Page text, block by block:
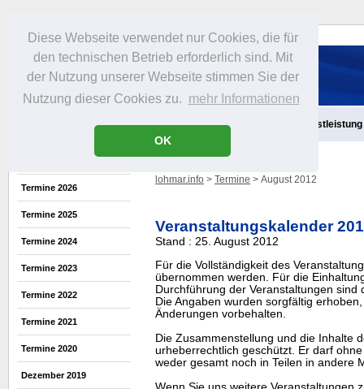
Diese Webseite verwendet nur Cookies, die für
den technischen Betrieb erforderlich sind. Mit
der Nutzung unserer Webseite stimmen Sie der
Nutzung dieser Cookies zu. mehr Informationen
OK
Infos Freizeit Gastronomie Dienstleistung
Termine 2026
Termine 2025
Termine 2024
Termine 2023
Termine 2022
Termine 2021
Termine 2020
Dezember 2019
lohmar.info > Termine > August 2012
Veranstaltungskalender
Stand : 25. August 2012
Für die Vollständigkeit des
übernommen werden. Für die
Durchführung der Veranstaltungen sind
Die Angaben wurden sorgfältig
Änderungen vorbehalten.
Die Zusammenstellung und die Inhalte
urheberrechtlich geschützt. Er darf
weder gesamt noch in Teilen in andere